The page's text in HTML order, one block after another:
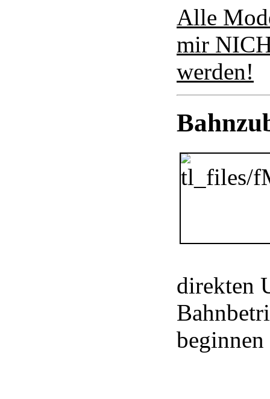
Alle
mir
werden!
direkten